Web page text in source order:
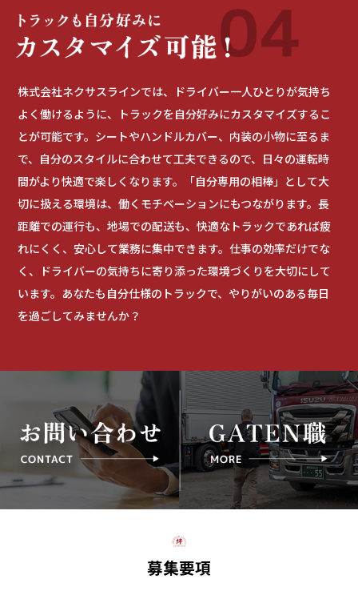
株式会社ネクサスラインでは、ドライバー一人ひとりが気持ち
よく働けるように、トラックを自分好みにカスタマイズするこ
とが可能です。シートやハンドルカバー、内装の小物に至るま
で、自分のスタイルに合わせて工夫できるので、日々の運転時
間がより快適で楽しくなります。「自分専用の相棒」として大
切に扱える環境は、働くモチベーションにもつながります。長
距離での運行も、地場での配送も、快適なトラックであれば疲
れにくく、安心して業務に集中できます。仕事の効率だけでな
く、ドライバーの気持ちに寄り添った環境づくりを大切にして
います。あなたも自分仕様のトラックで、やりがいのある毎日
を過ごしてみませんか？
募集要項